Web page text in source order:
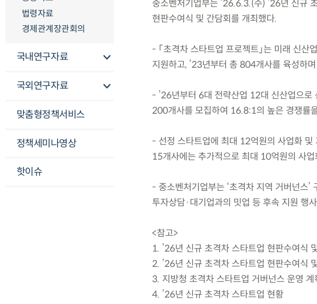
법령자료
경제관계장관회의
국내연구자료
국외연구자료
맞춤형정책서비스
정책세미나영상
핫이슈
중소벤처기업부는 ’26.6.3.(수) ’26년 신규
현판수여식 및 간담회를 개최했다.
- 「초격차 스타트업 프로젝트」는 미래 신
지원하고, ’23년부터 총 804개사를 육성하
- ’26년부터 6대 전략산업 12대 신산업으로
200개사를 모집하여 16.8:1의 높은 경쟁률
- 선정 스타트업에 최대 12억원의 사업화 및
15개사에는 추가적으로 최대 10억원의 사
- 중소벤처기업부는 ‘초격차 지역 거버넌스
투자상담·대기업과의 밋업 등 후속 지원 행
<참고>
1. ’26년 신규 초격차 스타트업 현판수여식
2. ’26년 신규 초격차 스타트업 현판수여식
3. 지방청 초격차 스타트업 거버넌스 운영 계
4. ’26년 신규 초격차 스타트업 현황